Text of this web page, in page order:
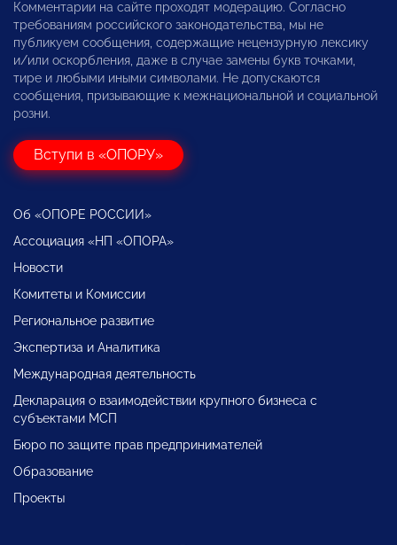
Комментарии на сайте проходят модерацию. Согласно
требованиям российского законодательства, мы не
публикуем сообщения, содержащие нецензурную лексику
и/или оскорбления, даже в случае замены букв точками,
тире и любыми иными символами. Не допускаются
сообщения, призывающие к межнациональной и социальной
розни.
Вступи в «ОПОРУ»
Об «ОПОРЕ РОССИИ»
Ассоциация «НП «ОПОРА»
Новости
Комитеты и Комиссии
Региональное развитие
Экспертиза и Аналитика
Международная деятельность
Декларация о взаимодействии крупного бизнеса с
субъектами МСП
Бюро по защите прав предпринимателей
Образование
Проекты